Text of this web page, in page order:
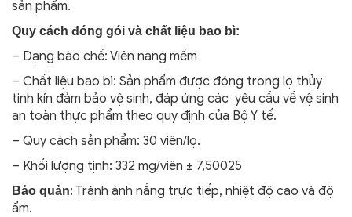
sản phẩm.
Quy cách đóng gói và chất liệu bao bì:
– Dạng bào chế: Viên nang mềm
– Chất liệu bao bì: Sản phẩm được đóng trong lọ thủy
tinh kín đảm bảo vệ sinh, đáp ứng các yêu cầu về vệ sinh
an toàn thực phẩm theo quy định của Bộ Y tế.
– Quy cách sản phẩm: 30 viên/lọ.
– Khối lượng tịnh: 332 mg/viên ± 7,50025
Bảo quản: Tránh ánh nắng trực tiếp, nhiệt độ cao và độ
ẩm.